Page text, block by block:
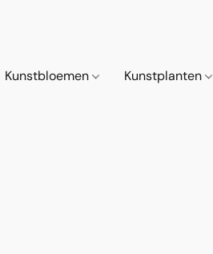
Kunstbloemen Kunstplanten